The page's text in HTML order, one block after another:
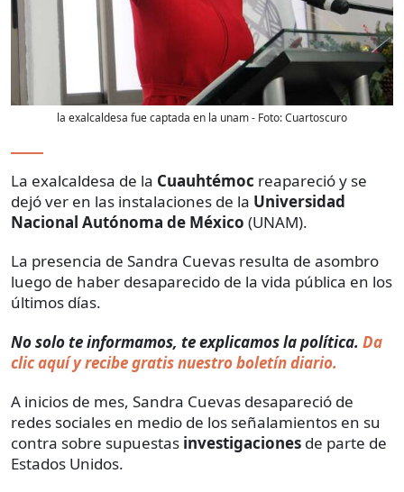
la exalcaldesa fue captada en la unam- Foto:Cuartoscuro
La exalcaldesa de la Cuauhtémoc reapareció y se
dejó ver en las instalaciones de la Universidad
Nacional Autónoma de México (UNAM).
La presencia de Sandra Cuevas resulta de asombro
luego de haber desaparecido de la vida pública en los
últimos días.
No solo te informamos, te explicamos la política. Da
clic aquí y recibe gratis nuestro boletín diario.
A inicios de mes, Sandra Cuevas desapareció de
redes sociales en medio de los señalamientos en su
contra sobre supuestas investigaciones de parte de
Estados Unidos.